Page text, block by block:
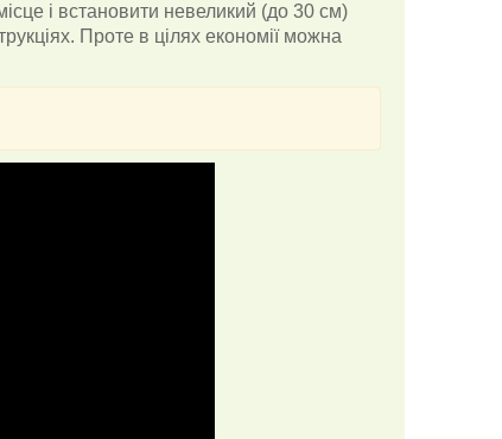
і встановити невеликий (до 30 см)
Проте в цілях економії можна